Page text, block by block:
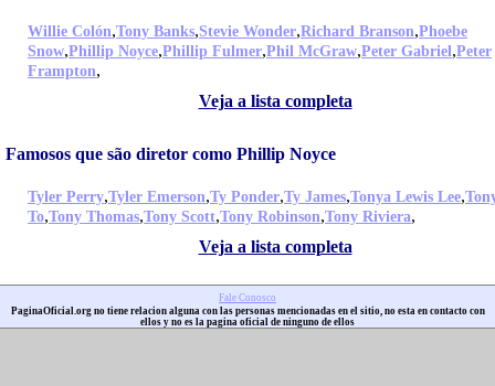
Willie Colón,Tony Banks,Stevie Wonder,Richard Branson,Phoebe
Snow,Phillip Noyce,Phillip Fulmer,Phil McGraw,Peter Gabriel,Peter
Frampton,
Veja a lista completa
Famosos que são diretor como Phillip Noyce
Tyler Perry,Tyler Emerson,Ty Ponder,Ty James,Tonya Lewis Lee,
To,Tony Thomas,Tony Scott,Tony Robinson,Tony Riviera,
Veja a lista completa
Fale Conosco
PaginaOficial.org no tiene relacion alguna con las personas mencionadas en el sitio, no esta en contacto con
ellos y no es la pagina oficial de ninguno de ellos